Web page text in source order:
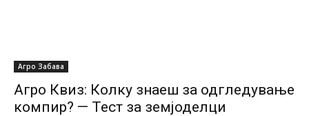
Агро Забава
Агро Квиз: Колку знаеш за одгледување
компир? — Тест за земјоделци